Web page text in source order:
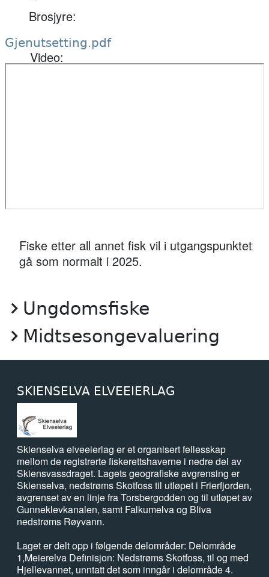
Brosjyre:
Gjenutsetting.pdf
Video:
Fiske etter all annet fisk vil i utgangspunktet
gå som normalt i 2025.
Ungdomsfiske
Midtsesongevaluering
SKIENSELVA ELVEEIERLAG
Skienselva elveeierlag er et organisert fellesskap
mellom de registrerte fiskerettshaverne i nedre del av
Skiensvassdraget. Lagets geografiske avgrensing er
Skienselva, nedstrøms Skotfoss til utløpet i Frierfjorden,
avgrenset av en linje fra Torsbergodden og til utløpet av
Gunneklevkanalen, samt Falkumelva og Bliva
nedstrøms Røyvann.
Laget er delt opp i følgende delområder: Delområde
1,Meierelva Definisjon: Nedstrøms Skotfoss, til og med
Hjellevannet, unntatt det som inngår i delområde 4.